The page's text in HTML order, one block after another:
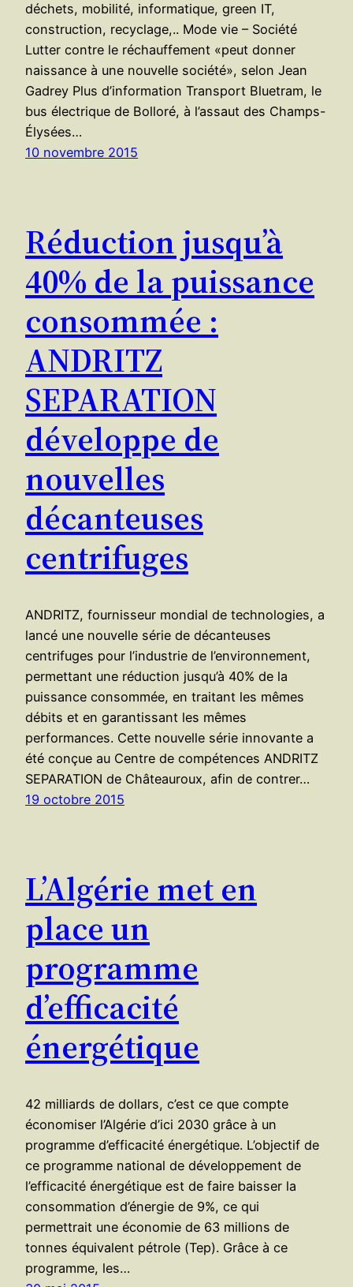
déchets, mobilité, informatique, green IT,
construction, recyclage,.. Mode vie – Société
Lutter contre le réchauffement «peut donner
naissance à une nouvelle société», selon Jean
Gadrey Plus d’information Transport Bluetram, le
bus électrique de Bolloré, à l’assaut des Champs-
Élysées…
10 novembre 2015
Réduction jusqu’à
40% de la puissance
consommée :
ANDRITZ
SEPARATION
développe de
nouvelles
décanteuses
centrifuges
ANDRITZ, fournisseur mondial de technologies, a
lancé une nouvelle série de décanteuses
centrifuges pour l’industrie de l’environnement,
permettant une réduction jusqu’à 40% de la
puissance consommée, en traitant les mêmes
débits et en garantissant les mêmes
performances. Cette nouvelle série innovante a
été conçue au Centre de compétences ANDRITZ
SEPARATION de Châteauroux, afin de contrer…
19 octobre 2015
L’Algérie met en
place un
programme
d’efficacité
énergétique
42 milliards de dollars, c’est ce que compte
économiser l’Algérie d’ici 2030 grâce à un
programme d’efficacité énergétique. L’objectif de
ce programme national de développement de
l’efficacité énergétique est de faire baisser la
consommation d’énergie de 9%, ce qui
permettrait une économie de 63 millions de
tonnes équivalent pétrole (Tep). Grâce à ce
programme, les…